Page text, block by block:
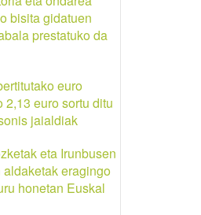
bisita gidatuen
prestatuko da
euro
2,13 euro sortu ditu
jaialdiak
eta Irunbusen
eragingo
honetan Euskal